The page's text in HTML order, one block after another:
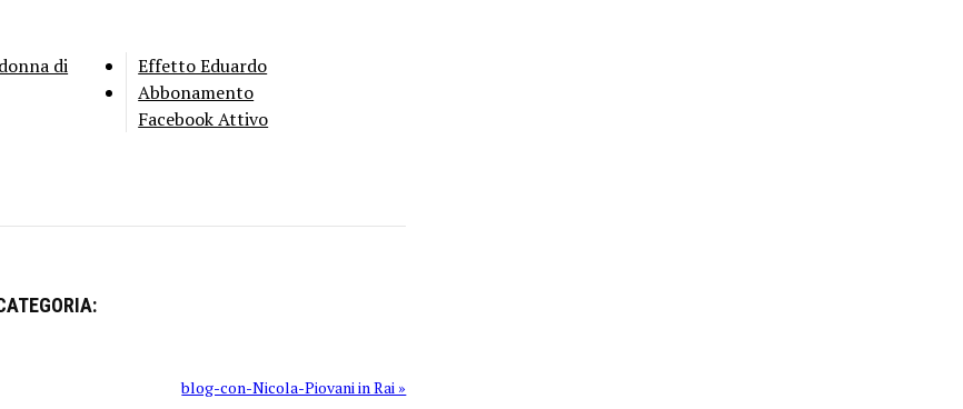
di
Effetto Eduardo
Abbonamento
Facebook Attivo
blog-con-Nicola-Piovani in Rai »